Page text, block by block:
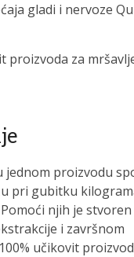
gladi i nervoze
proizvoda za
jednom proizvodu
pri gubitku
njih je
i završnom
učikovit